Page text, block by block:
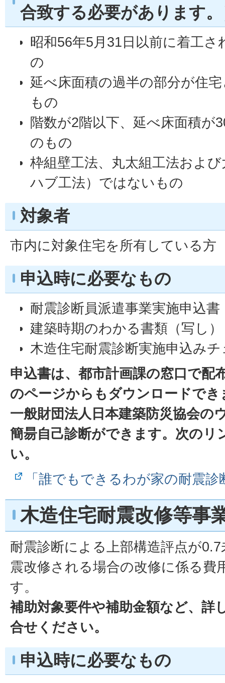
合致する必要があります
昭和56年5月31日以前に着工
の
延べ床面積の過半の部分が住
もの
階数が2階以下、延べ床面積が
のもの
枠組壁工法、丸太組工法およ
ハブ工法）ではないもの
対象者
市内に対象住宅を所有している方
申込時に必要なもの
耐震診断員派遣事業実施申込書
建築時期のわかる書類（写し）
木造住宅耐震診断実施申込み
申込書は、都市計画課の窓口で配
のページからもダウンロードでき
一般財団法人日本建築防災協会の
簡昜自己診断ができます。次のリ
い。
「誰でもできるわが家の耐震診
木造住宅耐震改修等事
耐震診断による上部構造評点が
震改修される場合の改修に係る費
す。
補助対象要件や補助金額など、詳
合せください。
申込時に必要なもの